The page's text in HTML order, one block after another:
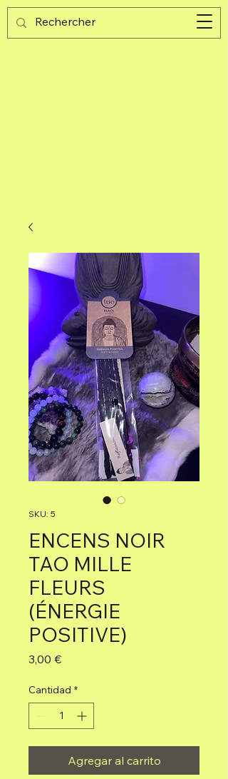
Guijad
SKU: 5
ENCENS NOIR
TAO MILLE
FLEURS
(ÉNERGIE
POSITIVE)
3,00 €Precio
Cantidad *
Agregar al carrito